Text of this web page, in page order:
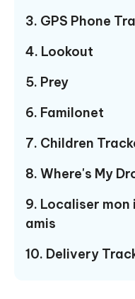
3. GPS Phone
4. Lookout
5. Prey
6. Familonet
7. Children
8. Where's My
9. Localiser mon
amis
10. Delivery